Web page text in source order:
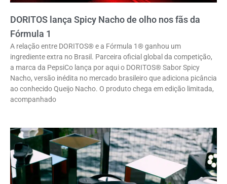
DORITOS lança Spicy Nacho de olho nos fãs da
Fórmula 1
A relação entre DORITOS® e a Fórmula 1® ganhou um
ingrediente extra no Brasil. Parceira oficial global da competição,
a marca da PepsiCo lança por aqui o DORITOS® Sabor Spicy
Nacho, versão inédita no mercado brasileiro que adiciona picância
ao conhecido Queijo Nacho. O produto chega em edição limitada,
acompanhado